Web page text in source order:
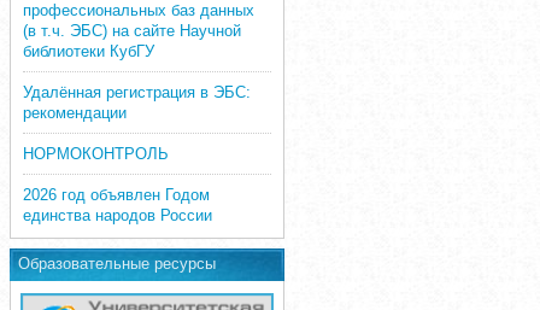
профессиональных баз данных
(в т.ч. ЭБС) на сайте Научной
библиотеки КубГУ
Удалённая регистрация в ЭБС:
рекомендации
НОРМОКОНТРОЛЬ
2026 год объявлен Годом
единства народов России
Образовательные ресурсы